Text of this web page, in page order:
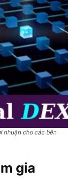
nhuận cho các bên
gia